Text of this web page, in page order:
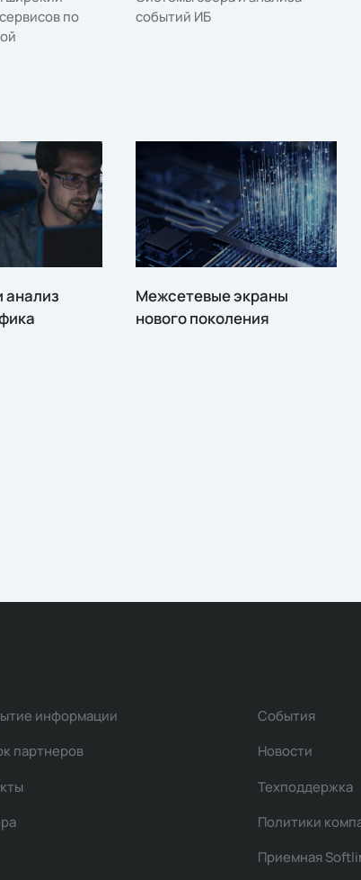
по
событий ИБ
анализ
Межсетевые экраны
нового поколения
информации
партнеров
События
Новости
Техподдержка
Политики
Приемная